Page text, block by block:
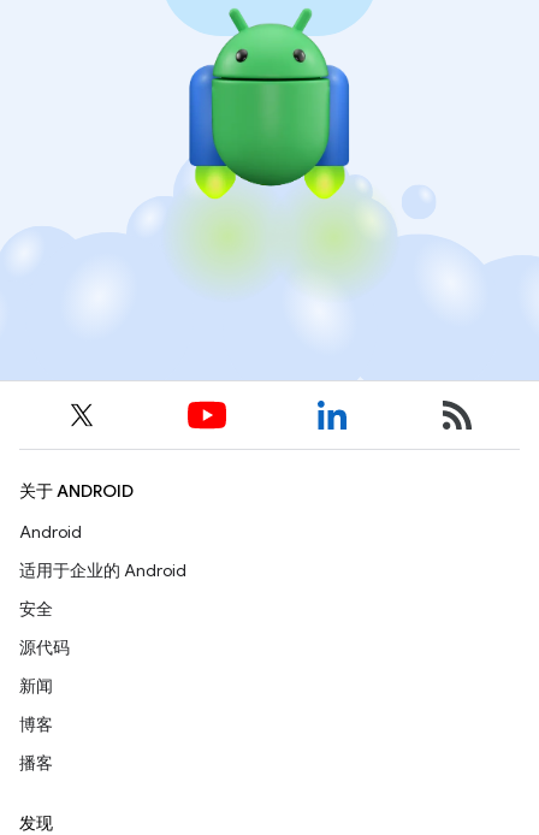
关于 ANDROID
Android
适用于企业的 Android
安全
源代码
新闻
博客
播客
发现